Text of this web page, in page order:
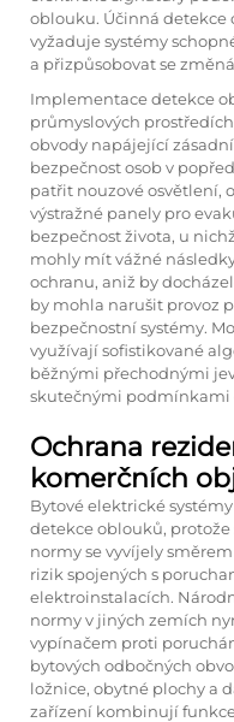
oblouku. Účinná detekce
vyžaduje systémy
a přizpůsobovat se
Implementace detekce
průmyslových
obvody napájející
bezpečnost osob v
patřit nouzové osvětlení,
výstražné panely pro
bezpečnost života, u
mohly mít vážné
ochranu, aniž by
by mohla narušit provoz
bezpečnostní systémy.
využívají sofistikované
běžnými přechodnými
skutečnými podmínkami
Ochrana
komerčních
Bytové elektrické
detekce oblouků,
normy se vyvíjely
rizik spojených s
elektroinstalacích.
normy v jiných zemích
vypínačem proti
bytových odbočných
ložnice, obytné plochy a
zařízení kombinují